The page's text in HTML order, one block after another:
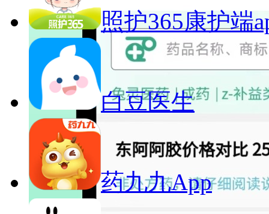
照护365康护端
白豆医生
药九九App